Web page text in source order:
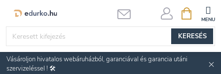
KERESÉS
KOSÁR
Vásároljon hivatalos webáruházból, garanciával és garancia utáni
szervizeléssel ! 🛠️